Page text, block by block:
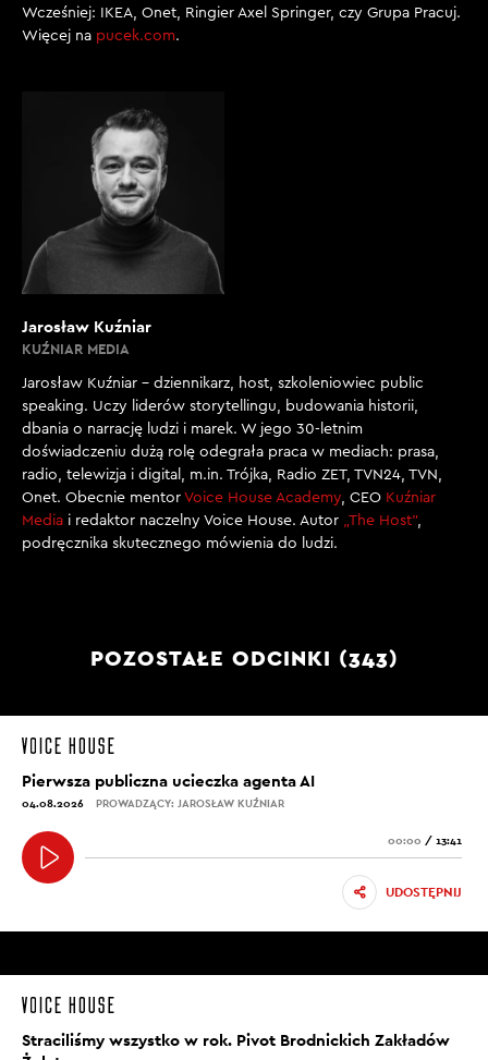
Wcześniej: IKEA, Onet, Ringier Axel Springer, czy Grupa Pracuj.
Więcej na pucek.com.
Jarosław Kuźniar
KUŹNIAR MEDIA
Jarosław Kuźniar – dziennikarz, host, szkoleniowiec public
speaking. Uczy liderów storytellingu, budowania historii,
dbania o narrację ludzi i marek. W jego 30-letnim
doświadczeniu dużą rolę odegrała praca w mediach: prasa,
radio, telewizja i digital, m.in. Trójka, Radio ZET, TVN24, TVN,
Onet. Obecnie mentor Voice House Academy , CEO Kuźniar
Media i redaktor naczelny Voice House. Autor „The Host”,
podręcznika skutecznego mówienia do ludzi.
POZOSTAŁE ODCINKI (343)
Pierwsza publiczna ucieczka agenta AI
04.08.2026 PROWADZĄCY: JAROSŁAW KUŹNIAR
00:00 / 13:41
UDOSTĘPNIJ
Straciliśmy wszystko w rok. Pivot Brodnickich Zakładów